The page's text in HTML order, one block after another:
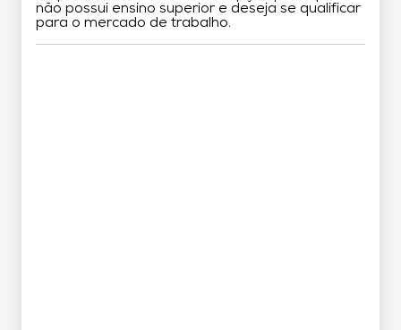
não possui ensino superior e deseja se qualificar
para o mercado de trabalho.